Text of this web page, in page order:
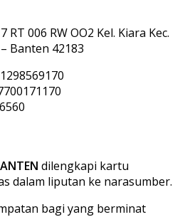
006 RW OO2 Kel. Kiara Kec.
Banten 42183
dilengkapi kartu
dalam liputan ke narasumber.
bagi yang berminat